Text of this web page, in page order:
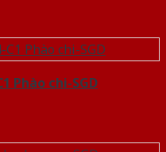
Phào chi-SGD